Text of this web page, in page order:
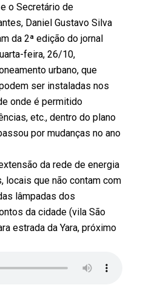
o Secretário de
Daniel Gustavo Silva
da 2ª edição do jornal
feira, 26/10,
urbano, que
ser instaladas nos
onde é permitido
etc., dentro do plano
por mudanças no ano
da rede de energia
locais que não contam com
lâmpadas dos
da cidade (vila São
estrada da Yara, próximo